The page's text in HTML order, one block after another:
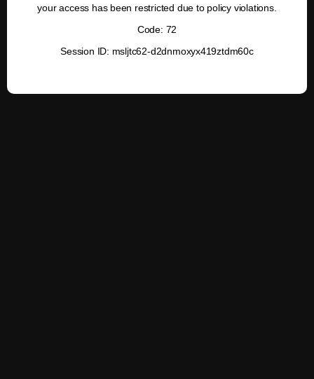
your access has been restricted due to policy violations.
Code: 72
Session ID: msljtc62-d2dnmoxyx419ztdm60c